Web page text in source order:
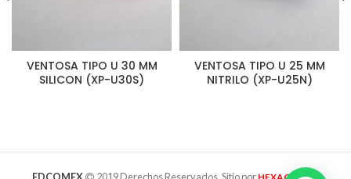
VENTOSA TIPO U 30 MM
SILICON (XP-U30S)
VENTOSA TIPO U 25 MM
NITRILO (XP-U25N)